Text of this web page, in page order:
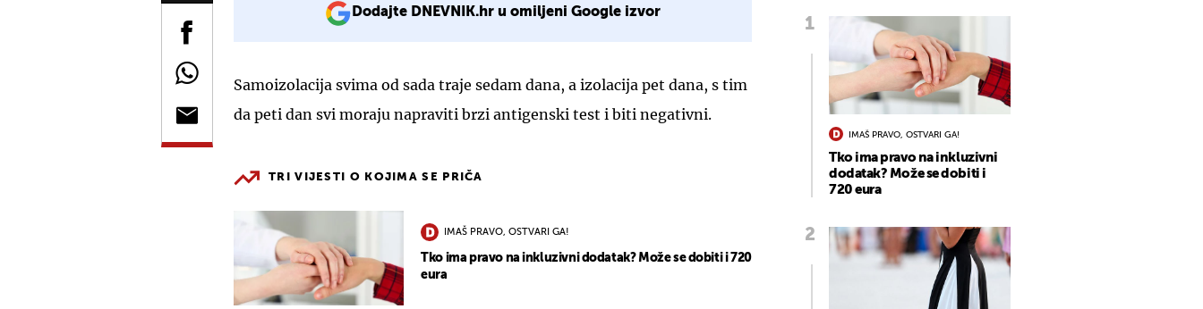
Dodajte DNEVNIK.hr u omiljeni Google izvor
Samoizolacija svima od sada traje sedam dana, a izolacija pet dana, s tim
da peti dan svi moraju napraviti brzi antigenski test i biti negativni.
TRI VIJESTI O KOJIMA SE PRIČA
IMAŠ PRAVO, OSTVARI GA!
Tko ima pravo na inkluzivni dodatak? Može se dobiti i 720
eura
IMAŠ PRAVO, OSTVARI GA!
Tko ima pravo na inkluzivni
dodatak? Može se dobiti i
720 eura